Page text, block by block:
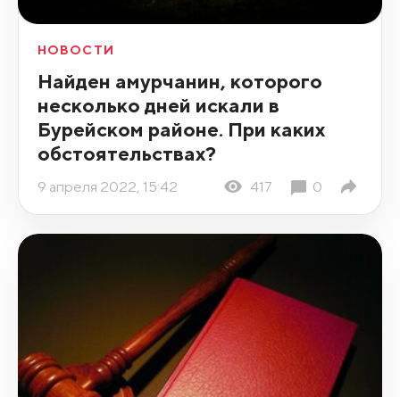
НОВОСТИ
Найден амурчанин, которого
несколько дней искали в
Бурейском районе. При каких
обстоятельствах?
9 апреля 2022, 15:42 417 0